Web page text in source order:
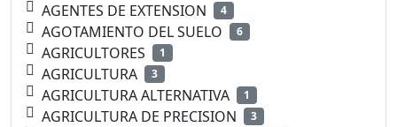
AGENTES DE EXTENSION 4
AGOTAMIENTO DEL SUELO 6
AGRICULTORES 1
AGRICULTURA 3
AGRICULTURA ALTERNATIVA 1
AGRICULTURA DE PRECISION 3